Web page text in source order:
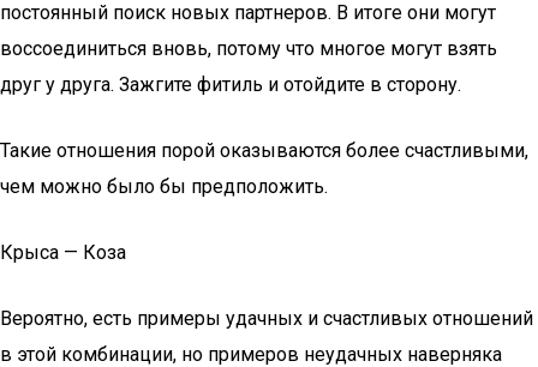
постоянный поиск новых партнеров. В итоге они могут
воссоединиться вновь, потому что многое могут взять
друг у друга. Зажгите фитиль и отойдите в сторону.
Такие отношения порой оказываются более счастливыми,
чем можно было бы предположить.
Крыса — Коза
Вероятно, есть примеры удачных и счастливых отношений
в этой комбинации, но примеров неудачных наверняка